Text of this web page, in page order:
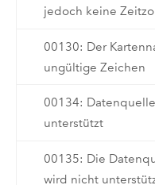
jedoch keine
00130: Der
ungültige Zeichen
00134:
unterstützt
00135: Die
wird nicht